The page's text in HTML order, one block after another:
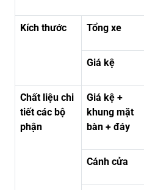
Kích thước Tổng xe
Giá kệ
Chất liệu chi
tiết các bộ
phận
Giá kệ +
khung mặt
bàn + đáy
Cánh cửa